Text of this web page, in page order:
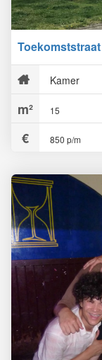
Toekomststraat
Kamer
15
850 p/m